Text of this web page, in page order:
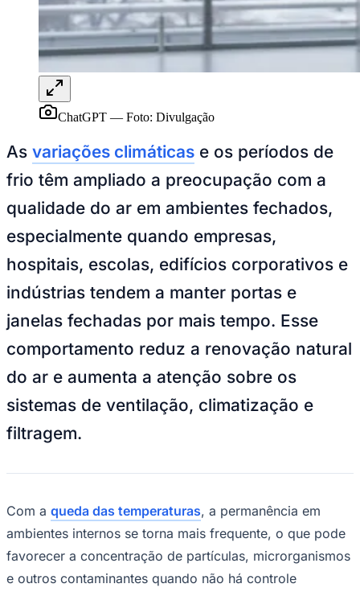
ChatGPT — Foto: Divulgação
As variações climáticas e os períodos de
frio têm ampliado a preocupação com a
qualidade do ar em ambientes fechados,
especialmente quando empresas,
hospitais, escolas, edifícios corporativos e
indústrias tendem a manter portas e
janelas fechadas por mais tempo. Esse
comportamento reduz a renovação natural
do ar e aumenta a atenção sobre os
sistemas de ventilação, climatização e
filtragem.
Com a queda das temperaturas, a permanência em
ambientes internos se torna mais frequente, o que pode
favorecer a concentração de partículas, microrganismos
e outros contaminantes quando não há controle